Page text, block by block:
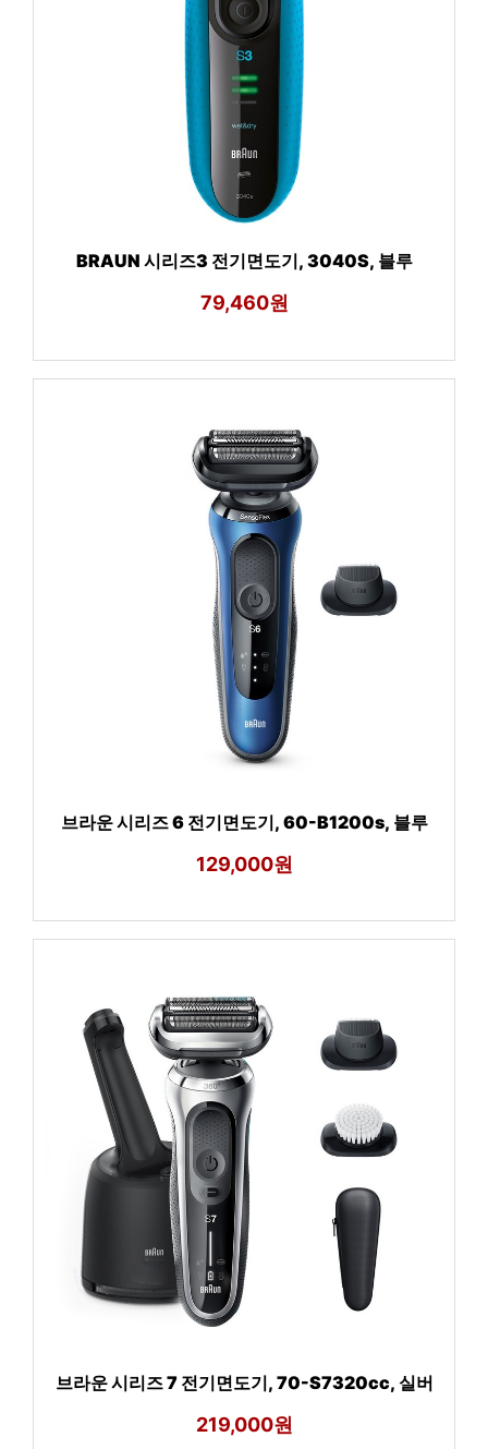
BRAUN 시리즈3 전기면도기, 3040S, 블루
79,460원
브라운 시리즈 6 전기면도기, 60-B1200s, 블루
129,000원
브라운 시리즈 7 전기면도기, 70-S7320cc, 실버
219,000원